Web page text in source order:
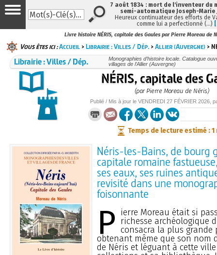
Livre histoire NÉRIS, capitale des Gaules par Pierre Moreau de
Vous êtes ici :Accueil >Librairie : Villes / Dép. >Allier (Auvergne) >
Librairie : Villes / Dép.
Monographies d’histoire locale. Catalogue
villages de l’Allier (Auvergne)
NÉRIS, capitale des
(par Pierre Moreau de Néris)
Publié / Mis à jour le VENDREDI 27 FÉVRIER 2026 ,
Temps de lecture estimé : 1
Néris-les-Bains, de bourg
capitale romaine
ses eaux, ses ruines
revisité dans une
foisonnante
P ierre Moreau était si
richesse archéologique
consacra la plus grande
obtenant même que son nom
de Néris et léguant à cette
7 août 1834 : mort de l'inventeur du
semi-automatique Joseph-Marie
Heureux continuateur des efforts de
comme lui a perfectionné (…)